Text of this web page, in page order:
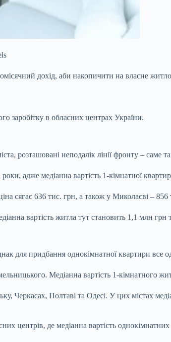
дохід, аби накопичити на власне
заробітку в обласних центрах України.
неподалік лінії фронту – саме
адже медіанна вартість 1-кімнатної
сягає 636 тис. грн, а також у Миколаєві – 856
вартість житла тут становить 1,1 млн грн
для придбання однокімнатної квартири все
Медіанна вартість 1-кімнатного
Черкасах, Полтаві та Одесі. У цих містах
центрів, де медіанна вартість